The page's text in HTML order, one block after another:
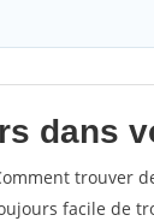
dans
trouver
facile de